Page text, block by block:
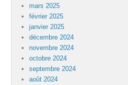
mars 2025
février 2025
janvier 2025
décembre 2024
novembre 2024
octobre 2024
septembre 2024
août 2024